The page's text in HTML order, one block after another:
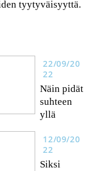
tyytyväisyyttä.
22/09/20
22
Näin pidät
suhteen
yllä
12/09/20
22
Siksi